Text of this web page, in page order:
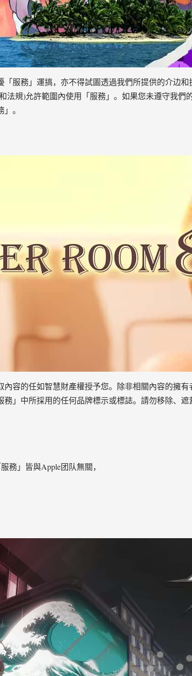
服務」運搞，亦不得試圖透過我們所提供的介边
法規)允許範圍內使用「服務」。如果您未遵守我
。
容的任如智慧財產權授予您。除非相關內容的擁有
」中所採用的任何品牌標示或標誌。請勿移除、
務」皆與Apple团队無關，